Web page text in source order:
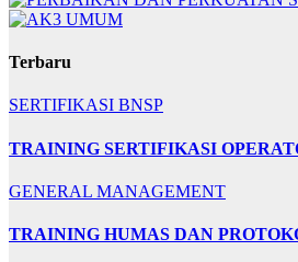
Terbaru
SERTIFIKASI BNSP
TRAINING SERTIFIKASI
GENERAL MANAGEMENT
TRAINING HUMAS DAN